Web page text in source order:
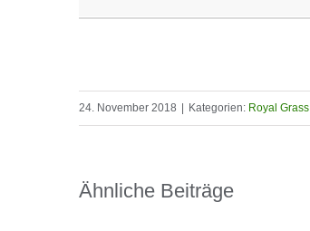
24. November 2018 Kategorien: Royal Grass
Ähnliche Beiträge